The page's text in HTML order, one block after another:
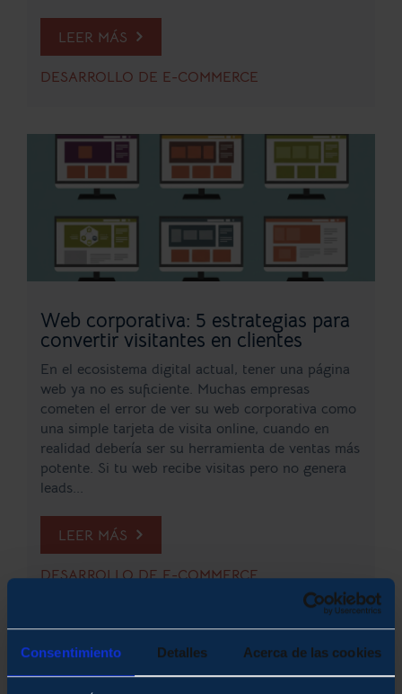
Consentimiento Detalles Acerca de las cookies
LEER MÁS
DESARROLLO DE E-COMMERCE
Web corporativa: 5 estrategias para
convertir visitantes en clientes
En el ecosistema digital actual, tener una página
web ya no es suficiente. Muchas empresas
cometen el error de ver su web corporativa como
una simple tarjeta de visita online, cuando en
realidad debería ser su herramienta de ventas más
potente. Si tu web recibe visitas pero no genera
leads...
LEER MÁS
DESARROLLO DE E-COMMERCE